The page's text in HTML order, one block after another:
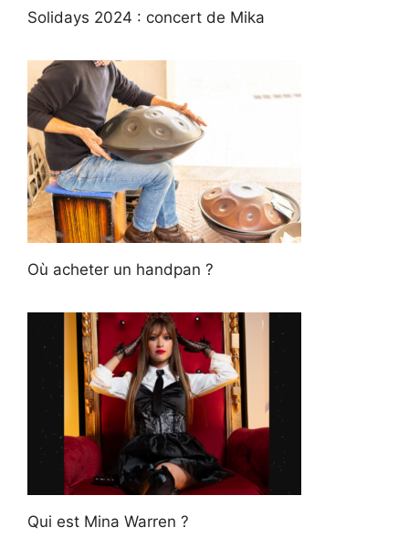
Solidays 2024 : concert de Mika
Où acheter un handpan ?
Qui est Mina Warren ?